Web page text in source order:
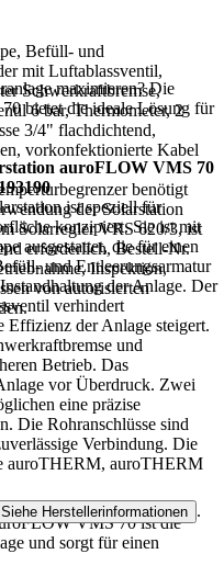
Befüll- und
mit Luftablassventil,
Schwerkraftbremse,
6 bar, Thermometer, 2
3/4" flachdichtend,
vorkonfektionierte Kabel
benötigt
der Solarstation
Solarregler VRS 620/3, ist
erforderlich, Bestell-Nr.
Inspektion,
von autorisierten
maximieren? Die
bietet die ideale Lösung für
auroFLOW VMS 70
ist speziell für
konzipiert. Sie ist mit
ausgestattet, die für einen
und Entleerungsarmatur
der Anlage. Der
verhindert
Effizienz der Anlage steigert.
und
Betrieb. Das
vor Überdruck. Zwei
eine präzise
Die Rohranschlüsse sind
Verbindung. Die
auroTHERM, auroTHERM
VMS 70 ist die
und sorgt für einen
Siehe Herstellerinformationen .